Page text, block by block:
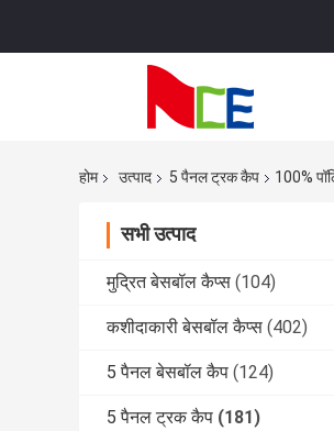
होम उत्पाद 5 पैनल ट्रक कैप 100%
सभी उत्पाद
मुद्रित बेसबॉल कैप्स (104)
कशीदाकारी बेसबॉल कैप्स (402)
5 पैनल बेसबॉल कैप (124)
5 पैनल ट्रक कैप (181)